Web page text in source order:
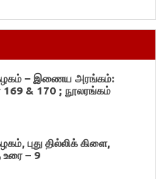
கழகம் – இணைய அரங்கம்:
& 170 ; நூலரங்கம்
புது தில்லிக் கிளை,
– 9